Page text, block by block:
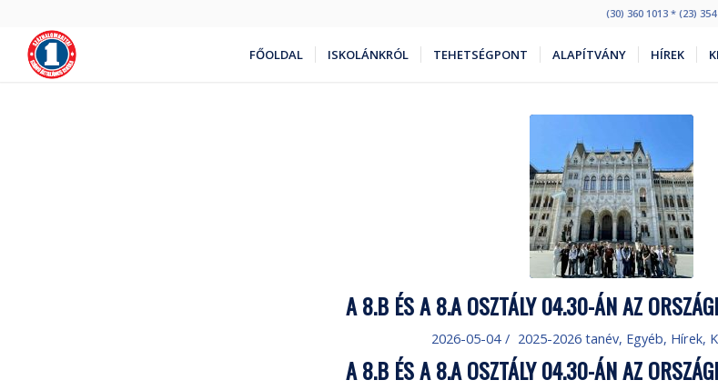
(30) 360 1013 * (23)
FŐOLDAL ISKOLÁNKRÓL TEHETSÉGPONT ALAPÍTVÁNY HÍREK
A 8.B ÉS A 8.A OSZTÁLY 04.30-ÁN AZ
2026-05-04 / 2025-2026 tanév, Egyéb, Hírek,
A 8.B ÉS A 8.A OSZTÁLY 04.30-ÁN AZ